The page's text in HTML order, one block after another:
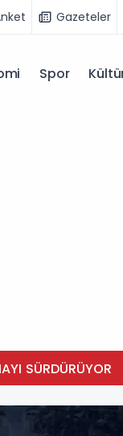
Gazeteler
Spor
SÜRDÜRÜYOR